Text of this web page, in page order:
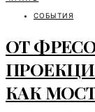
СОБЫТИЯ
ОТ
КАК